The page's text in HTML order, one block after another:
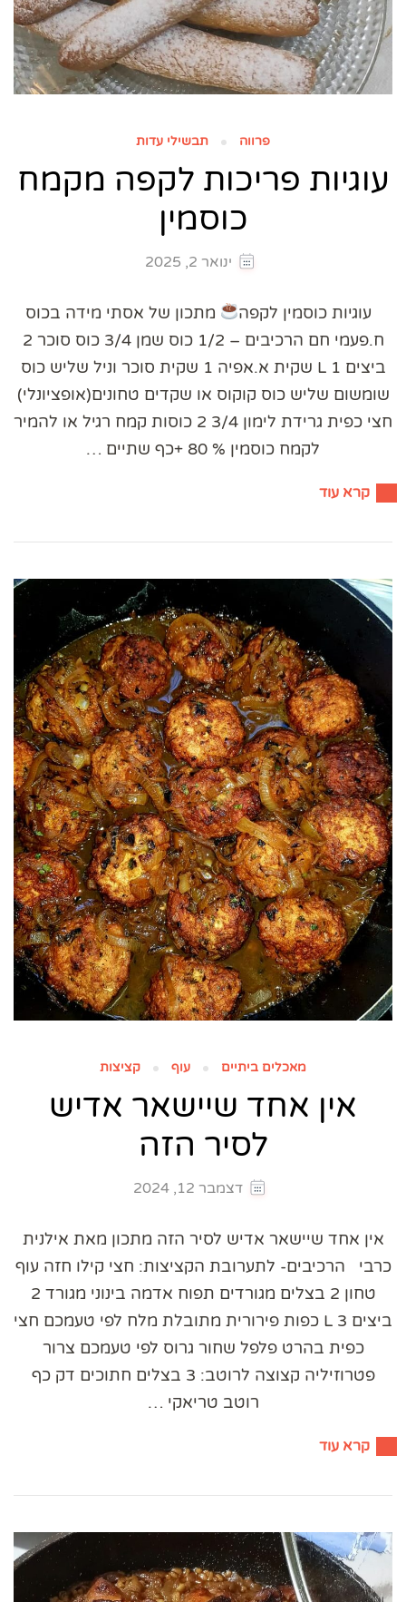
פרווה תבשילי עדות
עוגיות פריכות לקפה מקמח
כוסמין
ינואר 2, 2025
עוגיות כוסמין לקפה
מתכון של אסתי מידה בכוס
ח.פעמי חם הרכיבים – 1/2 כוס שמן 3/4 כוס סוכר 2
ביצים L 1 שקית א.אפיה 1 שקית סוכר וניל שליש כוס
שומשום שליש כוס קוקוס או שקדים טחונים(אופציונלי)
חצי כפית גרידת לימון 3/4 2 כוסות קמח רגיל או להמיר
לקמח כוסמין % 80 +כף שתיים …
קרא עוד
מאכלים ביתיים עוף קציצות
אין אחד שיישאר אדיש
לסיר הזה
דצמבר 12, 2024
אין אחד שיישאר אדיש לסיר הזה מתכון מאת אילנית
כרבי הרכיבים- לתערובת הקציצות: חצי קילו חזה עוף
טחון 2 בצלים מגורדים תפוח אדמה בינוני מגורד 2
ביצים L 3 כפות פירורית מתובלת מלח לפי טעמכם חצי
כפית בהרט פלפל שחור גרוס לפי טעמכם צרור
פטרוזיליה קצוצה לרוטב: 3 בצלים חתוכים דק כף
רוטב טריאקי …
קרא עוד